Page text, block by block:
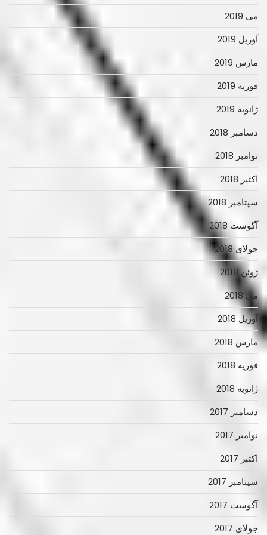
می 2019
آوریل 2019
مارس 2019
فوریه 2019
ژانویه 2019
دسامبر 2018
نوامبر 2018
اکتبر 2018
سپتامبر 2018
آگوست 2018
جولای 2018
ژوئن 2018
می 2018
آوریل 2018
مارس 2018
فوریه 2018
ژانویه 2018
دسامبر 2017
نوامبر 2017
اکتبر 2017
سپتامبر 2017
آگوست 2017
جولای 2017